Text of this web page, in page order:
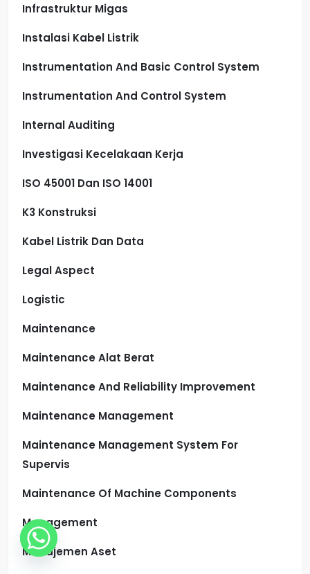
Infrastruktur Migas
Instalasi Kabel Listrik
Instrumentation And Basic Control System
Instrumentation And Control System
Internal Auditing
Investigasi Kecelakaan Kerja
ISO 45001 Dan ISO 14001
K3 Konstruksi
Kabel Listrik Dan Data
Legal Aspect
Logistic
Maintenance
Maintenance Alat Berat
Maintenance And Reliability Improvement
Maintenance Management
Maintenance Management System For
Supervis
Maintenance Of Machine Components
Management
Manajemen Aset